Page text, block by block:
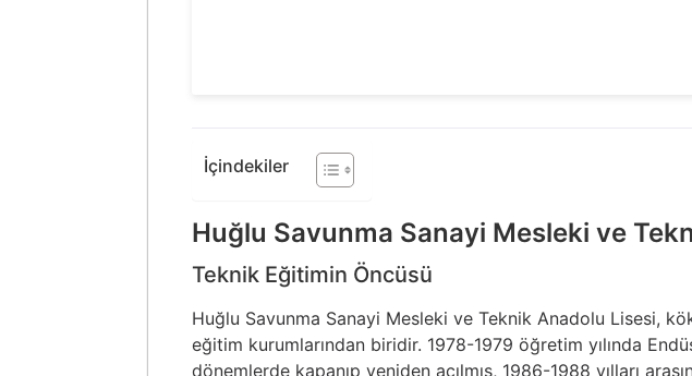
İçindekiler
Huğlu Savunma Sanayi Mesleki ve
Teknik Eğitimin Öncüsü
Huğlu Savunma Sanayi Mesleki ve Teknik Anadolu Lisesi,
eğitim kurumlarından biridir. 1978-1979 öğretim yılında
dönemlerde kapanıp yeniden açılmış, 1986-1988 yılları